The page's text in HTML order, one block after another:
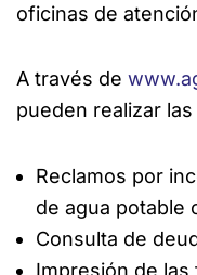
oficinas de
A través de
pueden realizar
Reclamos por
de agua potable
Consulta de
Impresión de